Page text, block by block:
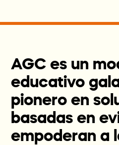
AGC es un
educativo
pionero en
basadas en
empoderan a